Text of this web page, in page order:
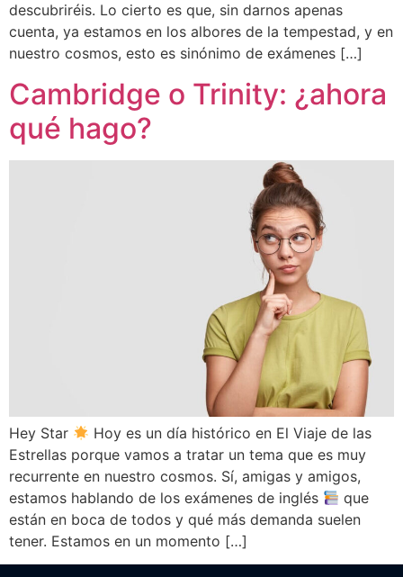
descubriréis. Lo cierto es que, sin darnos apenas
cuenta, ya estamos en los albores de la tempestad, y en
nuestro cosmos, esto es sinónimo de exámenes […]
Cambridge o Trinity: ¿ahora
qué hago?
Hey Star
Hoy es un día histórico en El Viaje de las
Estrellas porque vamos a tratar un tema que es muy
recurrente en nuestro cosmos. Sí, amigas y amigos,
estamos hablando de los exámenes de inglés
que
están en boca de todos y qué más demanda suelen
tener. Estamos en un momento […]